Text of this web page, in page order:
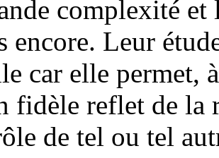
complexité et
encore. Leur
car elle permet,
fidèle reflet de la
de tel ou tel